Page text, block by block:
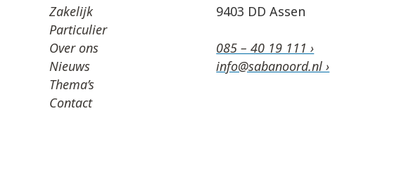
Zakelijk
Particulier
Over ons
Nieuws
Thema’s
Contact
9403 DD Assen
085 – 40 19 111 ›
info@sabanoord.nl ›